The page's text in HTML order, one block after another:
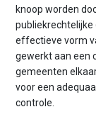
knoop worden
effectieve vorm
gewerkt aan een
gemeenten
voor een
controle.